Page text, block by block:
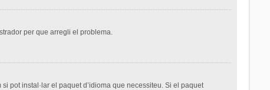
per que arregli el problema.
pot instal·lar el paquet d’idioma que necessiteu. Si el paquet